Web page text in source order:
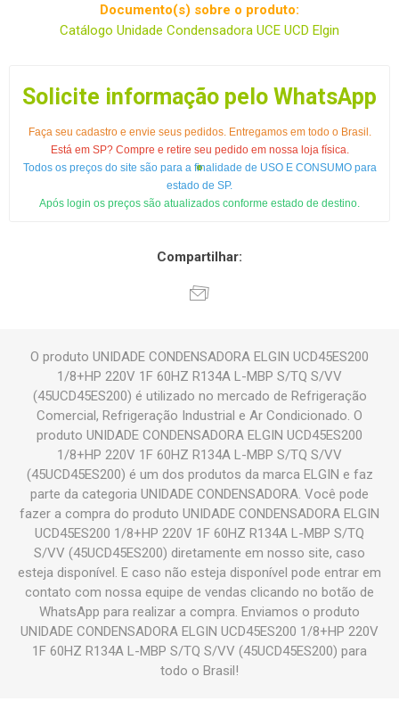
Documento(s) sobre o produto:
Catálogo Unidade Condensadora UCE UCD Elgin
Solicite informação pelo WhatsApp
Faça seu cadastro e envie seus pedidos. Entregamos em todo o Brasil.
Está em SP? Compre e retire seu pedido em nossa loja física.
Todos os preços do site são para a finalidade de USO E CONSUMO para
estado de SP.
Após login os preços são atualizados conforme estado de destino.
Compartilhar:
O produto UNIDADE CONDENSADORA ELGIN UCD45ES200
1/8+HP 220V 1F 60HZ R134A L-MBP S/TQ S/VV
(45UCD45ES200) é utilizado no mercado de Refrigeração
Comercial, Refrigeração Industrial e Ar Condicionado. O
produto UNIDADE CONDENSADORA ELGIN UCD45ES200
1/8+HP 220V 1F 60HZ R134A L-MBP S/TQ S/VV
(45UCD45ES200) é um dos produtos da marca ELGIN e faz
parte da categoria UNIDADE CONDENSADORA. Você pode
fazer a compra do produto UNIDADE CONDENSADORA ELGIN
UCD45ES200 1/8+HP 220V 1F 60HZ R134A L-MBP S/TQ
S/VV (45UCD45ES200) diretamente em nosso site, caso
esteja disponível. E caso não esteja disponível pode entrar em
contato com nossa equipe de vendas clicando no botão de
WhatsApp para realizar a compra. Enviamos o produto
UNIDADE CONDENSADORA ELGIN UCD45ES200 1/8+HP 220V
1F 60HZ R134A L-MBP S/TQ S/VV (45UCD45ES200) para
todo o Brasil!